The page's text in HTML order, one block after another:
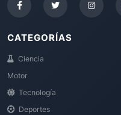
CATEGORÍAS
Ciencia
Motor
Tecnología
Deportes